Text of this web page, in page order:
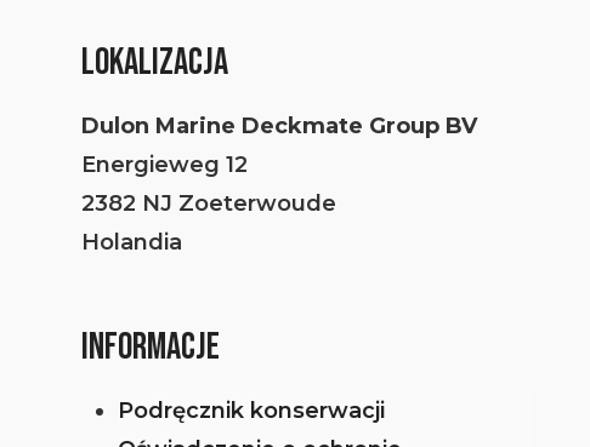
LOKALIZACJA
Dulon Marine Deckmate Group BV
Energieweg 12
2382 NJ Zoeterwoude
Holandia
INFORMACJE
Podręcznik konserwacji